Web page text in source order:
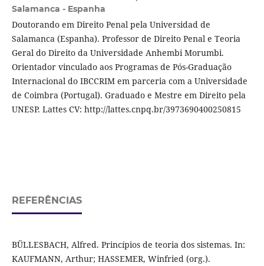
Salamanca - Espanha
Doutorando em Direito Penal pela Universidad de
Salamanca (Espanha). Professor de Direito Penal e Teoria
Geral do Direito da Universidade Anhembi Morumbi.
Orientador vinculado aos Programas de Pós-Graduação
Internacional do IBCCRIM em parceria com a Universidade
de Coimbra (Portugal). Graduado e Mestre em Direito pela
UNESP. Lattes CV: http://lattes.cnpq.br/3973690400250815
REFERÊNCIAS
BÜLLESBACH, Alfred. Princípios de teoria dos sistemas. In:
KAUFMANN, Arthur; HASSEMER, Winfried (org.).